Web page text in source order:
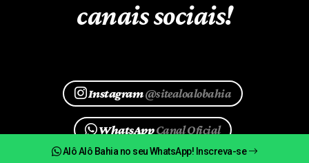
Alô Alô Bahia no seu WhatsApp! Inscreva-se
canais sociais!
Instagram@sitealoalobahia
WhatsAppCanal Oficial